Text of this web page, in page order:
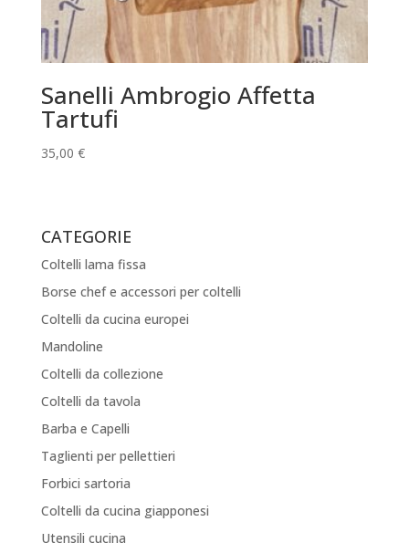
Sanelli Ambrogio Affetta
Tartufi
35,00 €
CATEGORIE
Coltelli lama fissa
Borse chef e accessori per coltelli
Coltelli da cucina europei
Mandoline
Coltelli da collezione
Coltelli da tavola
Barba e Capelli
Taglienti per pellettieri
Forbici sartoria
Coltelli da cucina giapponesi
Utensili cucina